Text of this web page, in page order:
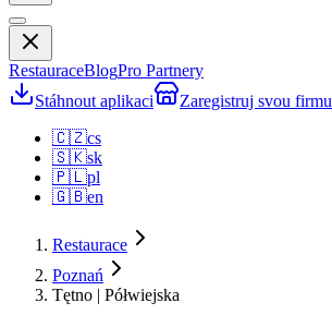
RestauraceBlogPro Partnery
Stáhnout aplikaci
Zaregistruj svou firmu
🇨🇿cs
🇸🇰sk
🇵🇱pl
🇬🇧en
Restaurace
Poznań
Tętno | Półwiejska